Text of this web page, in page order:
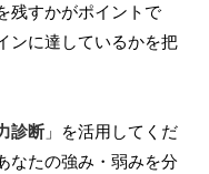
残すかがポイントで
ンに達しているかを把
診断」を活用してくだ
なたの強み・弱みを分